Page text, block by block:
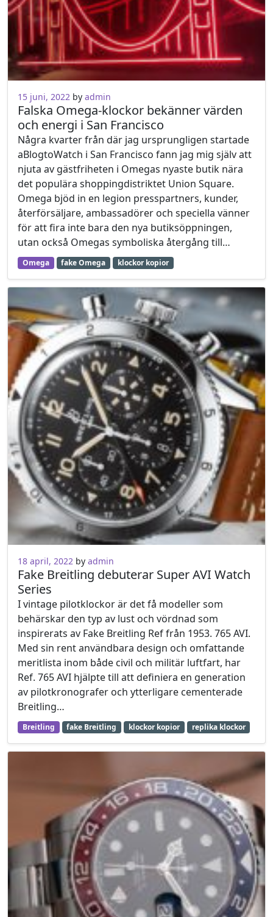
29 november, 2021
15 juni, 2022 by admin
Falska Omega-klockor bekänner värden
och energi i San Francisco
Några kvarter från där jag ursprungligen startade
aBlogtoWatch i San Francisco fann jag mig själv att
njuta av gästfriheten i Omegas nyaste butik nära
det populära shoppingdistriktet Union Square.
Omega bjöd in en legion presspartners, kunder,
återförsäljare, ambassadörer och speciella vänner
för att fira inte bara den nya butiksöppningen,
utan också Omegas symboliska återgång till…
Omega fake Omega klockor kopior
24 november, 2021
18 april, 2022 by admin
Fake Breitling debuterar Super AVI Watch
Series
I vintage pilotklockor är det få modeller som
behärskar den typ av lust och vördnad som
inspirerats av Fake Breitling Ref från 1953. 765 AVI.
Med sin rent användbara design och omfattande
meritlista inom både civil och militär luftfart, har
Ref. 765 AVI hjälpte till att definiera en generation
av pilotkronografer och ytterligare cementerade
Breitling…
Breitling fake Breitling klockor kopior replika klockor